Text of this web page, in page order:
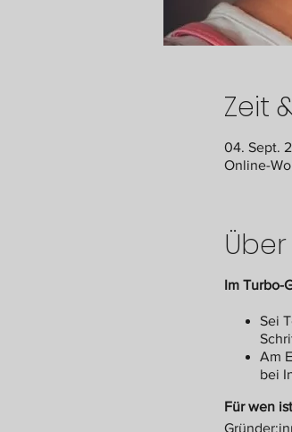
Zeit
04. Sept.
Online-
Im Turbo-
Sei
Am
bei
Für wen